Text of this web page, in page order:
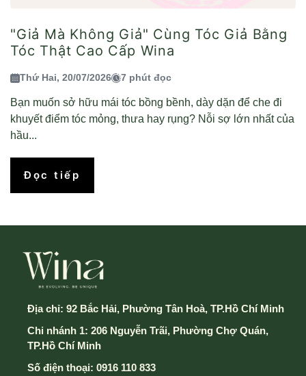
"Giả Mà Không Giả" Cùng Tóc Giả Bằng
Tóc Thật Cao Cấp Wina
Thứ Hai, 20/07/2026 7 phút đọc
Bạn muốn sở hữu mái tóc bồng bềnh, dày dặn để che đi
khuyết điểm tóc mỏng, thưa hay rụng? Nỗi sợ lớn nhất của
hầu...
Đọc tiếp
Địa chỉ: 92 Bắc Hải, Phường Tân Hoà, TP.Hồ Chí Minh
Chi nhánh 1: 206 Nguyễn Trãi, Phường Chợ Quán,
TP.Hồ Chí Minh
Số điện thoại: 0916 110 833